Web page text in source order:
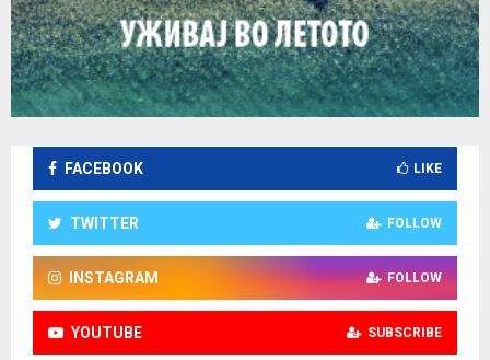
FACEBOOK LIKE
TWITTER FOLLOW
INSTAGRAM FOLLOW
YOUTUBE SUBSCRIBE